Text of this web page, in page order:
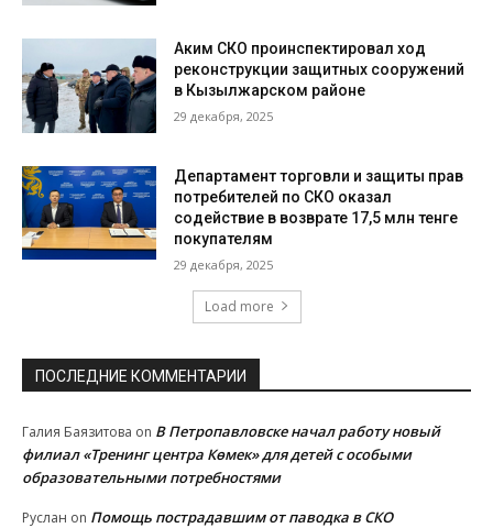
Аким СКО проинспектировал ход
реконструкции защитных сооружений
в Кызылжарском районе
29 декабря, 2025
Департамент торговли и защиты прав
потребителей по СКО оказал
содействие в возврате 17,5 млн тенге
покупателям
29 декабря, 2025
Load more
ПОСЛЕДНИЕ КОММЕНТАРИИ
Галия Баязитова on В Петропавловске начал работу новый
филиал «Тренинг центра Көмек» для детей с особыми
образовательными потребностями
Руслан on Помощь пострадавшим от паводка в СКО